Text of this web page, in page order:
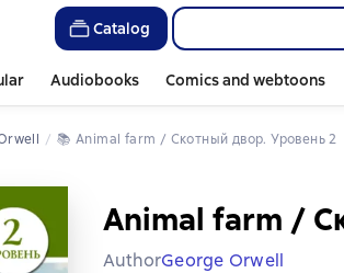
Catalog
Audiobooks Comics and webtoons
📚 Animal farm / Скотный двор. Уровень 2
Animal farm /
AuthorGeorge Orwell